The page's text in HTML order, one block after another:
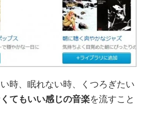
時、眠れない時、くつろぎたい
てもいい感じの音楽を流すこと